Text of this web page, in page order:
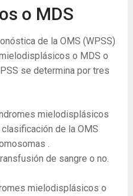
o MDS
de la OMS (WPSS)
o MDS o
se determina por tres
mielodisplásicos
de la OMS
.
de sangre o no.
mielodisplásicos o